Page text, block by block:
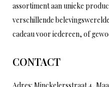
assortiment aan unieke
verschillende
cadeau voor iedereen, of
CONTACT